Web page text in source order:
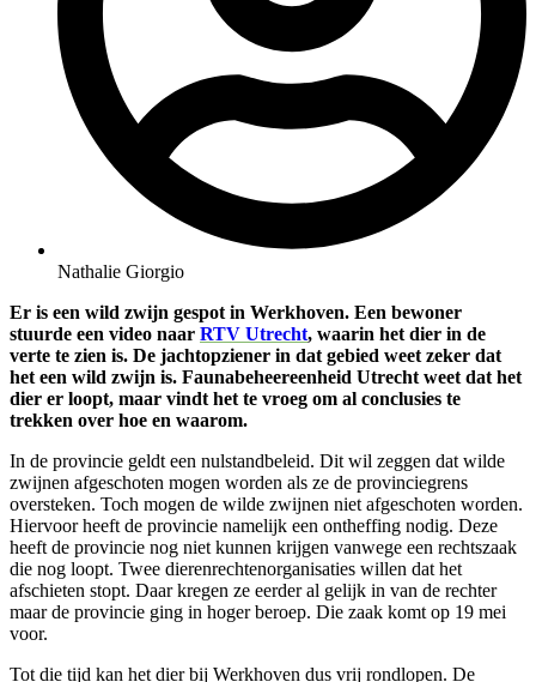
Nathalie Giorgio
Er is een wild zwijn gespot in Werkhoven. Een bewoner
stuurde een video naar RTV Utrecht, waarin het dier in de
verte te zien is. De jachtopziener in dat gebied weet zeker dat
het een wild zwijn is. Faunabeheereenheid Utrecht weet dat het
dier er loopt, maar vindt het te vroeg om al conclusies te
trekken over hoe en waarom.
In de provincie geldt een nulstandbeleid. Dit wil zeggen dat wilde
zwijnen afgeschoten mogen worden als ze de provinciegrens
oversteken. Toch mogen de wilde zwijnen niet afgeschoten worden.
Hiervoor heeft de provincie namelijk een ontheffing nodig. Deze
heeft de provincie nog niet kunnen krijgen vanwege een rechtszaak
die nog loopt. Twee dierenrechtenorganisaties willen dat het
afschieten stopt. Daar kregen ze eerder al gelijk in van de rechter
maar de provincie ging in hoger beroep. Die zaak komt op 19 mei
voor.
Tot die tijd kan het dier bij Werkhoven dus vrij rondlopen. De